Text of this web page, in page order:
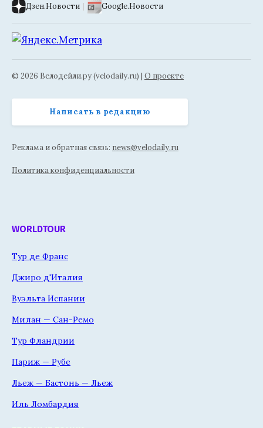
Дзен.Новости | Google.Новости
© 2026 Велодейли.ру (velodaily.ru) | О проекте
Написать в редакцию
Реклама и обратная связь: news@velodaily.ru
Политика конфиденциальности
WORLDTOUR
Тур де Франс
Джиро д'Италия
Вуэльта Испании
Милан — Сан-Ремо
Тур Фландрии
Париж — Рубе
Льеж — Бастонь — Льеж
Иль Ломбардия